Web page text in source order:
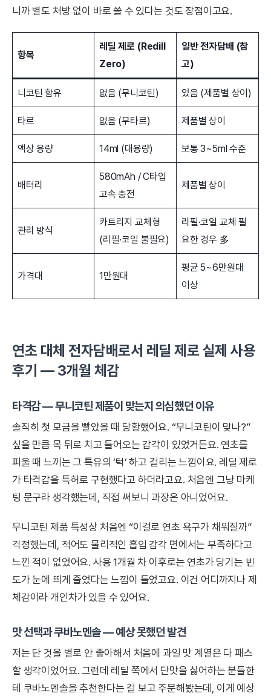
니까 별도 처방 없이 바로 쓸 수 있다는 것도 장점이고요.
항목
레딜 제로 (Redill
Zero)
일반 전자담배 (참
고)
니코틴 함유 없음 (무니코틴) 있음 (제품별 상이)
타르 없음 (무타르) 제품별 상이
액상 용량 14ml (대용량) 보통 3~5ml 수준
배터리
580mAh / C타입
고속 충전
제품별 상이
관리 방식
카트리지 교체형
(리필·코일 불필요)
리필·코일 교체 필
요한 경우 多
가격대 1만원대
평균 5~6만원대
이상
연초 대체 전자담배로서 레딜 제로 실제 사용
후기 — 3개월 체감
타격감 — 무니코틴 제품이 맞는지 의심했던 이유
솔직히 첫 모금을 빨았을 때 당황했어요. “무니코틴이 맞나?”
싶을 만큼 목 뒤로 치고 들어오는 감각이 있었거든요. 연초를
피울 때 느끼는 그 특유의 ‘턱’ 하고 걸리는 느낌이요. 레딜 제로
가 타격감을 특허로 구현했다고 하더라고요. 처음엔 그냥 마케
팅 문구라 생각했는데, 직접 써보니 과장은 아니었어요.
무니코틴 제품 특성상 처음엔 “이걸로 연초 욕구가 채워질까”
걱정했는데, 적어도 물리적인 흡입 감각 면에서는 부족하다고
느낀 적이 없었어요. 사용 1개월 차 이후로는 연초가 당기는 빈
도가 눈에 띄게 줄었다는 느낌이 들었고요. 이건 어디까지나 제
체감이라 개인차가 있을 수 있어요.
맛 선택과 쿠바노멘솔 — 예상 못했던 발견
저는 단 것을 별로 안 좋아해서 처음에 과일 맛 계열은 다 패스
할 생각이었어요. 그런데 레딜 쪽에서 단맛을 싫어하는 분들한
테 쿠바노멘솔을 추천한다는 걸 보고 주문해봤는데, 이게 예상